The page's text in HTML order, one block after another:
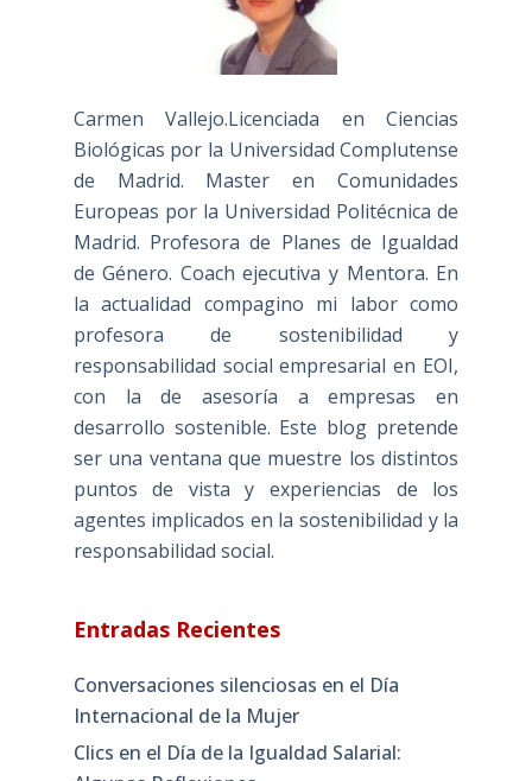
Carmen Vallejo.Licenciada en Ciencias
Biológicas por la Universidad Complutense
de Madrid. Master en Comunidades
Europeas por la Universidad Politécnica de
Madrid. Profesora de Planes de Igualdad
de Género. Coach ejecutiva y Mentora. En
la actualidad compagino mi labor como
profesora de sostenibilidad y
responsabilidad social empresarial en EOI,
con la de asesoría a empresas en
desarrollo sostenible. Este blog pretende
ser una ventana que muestre los distintos
puntos de vista y experiencias de los
agentes implicados en la sostenibilidad y la
responsabilidad social.
Entradas Recientes
Conversaciones silenciosas en el Día
Internacional de la Mujer
Clics en el Día de la Igualdad Salarial: